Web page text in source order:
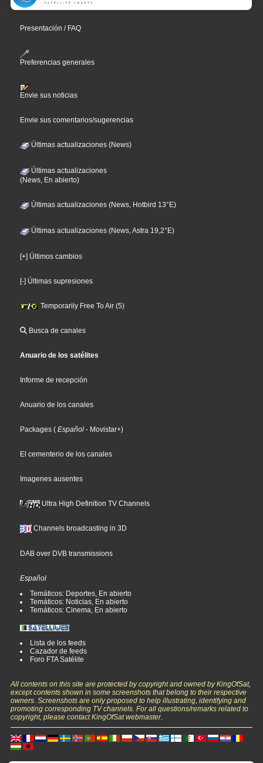
Presentación / FAQ
Preferencias generales
Envie sus noticias
Envie sus comentarios/sugerencias
Últimas actualizaciones (News)
Últimas actualizaciones
(News, En abierto)
Últimas actualizaciones (News, Hotbird 13°E)
Últimas actualizaciones (News, Astra 19,2°E)
[+] Últimos cambios
[-] Últimas supresiones
Temporarily Free To Air (5)
Busca de canales
Anuario de los satélites
Informe de recepción
Anuario de los canales
Packages ( Español - Movistar+)
El cementerio de los canales
Imagenes ausentes
Ultra High Definition TV Channels
Channels broadcasting in 3D
DAB over DVB transmissions
Español
Temáticos: Deportes, En abierto
Temáticos: Noticias, En abierto
Temáticos: Cinema, En abierto
Lista de los feeds
Cazador de feeds
Foro FTA Satélite
All contents on this site are protected by copyright and owned by KingOfSat,
except contents shown in some screenshots that belong to their respective
owners. Screenshots are only proposed to help illustrating, identifying and
promoting corresponding TV channels. For all questions/remarks related to
copyright, please contact KingOfSat webmaster.